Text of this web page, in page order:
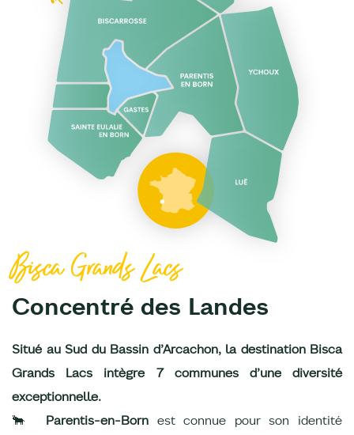
Bisca Grands Lacs
Concentré des Landes
Situé au Sud du Bassin d’Arcachon, la destination Bisca
Grands Lacs intègre 7 communes d’une diversité
exceptionnelle.
🐂 Parentis-en-Bornest connue pour son identité